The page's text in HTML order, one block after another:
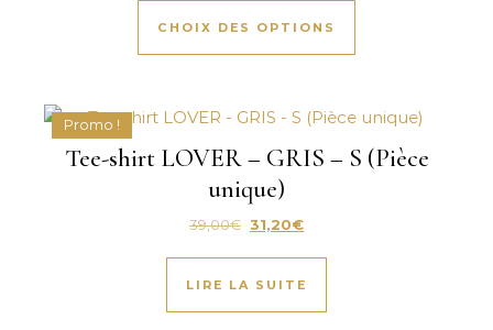
CHOIX DES OPTIONS
Promo !
Tee-shirt LOVER – GRIS – S (Pièce
unique)
39,00€ Le prix initial était : 39,00€.
31,20€Le prix actuel est : 31,20€.
LIRE LA SUITE